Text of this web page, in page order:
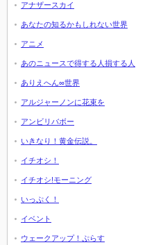
アナザースカイ
あなたの知るかもしれない世界
アニメ
あのニュースで得する人損する人
ありえへん∞世界
アルジャーノンに花束を
アンビリバボー
いきなり！黄金伝説。
イチオシ！
イチオシ!モーニング
いっぷく！
イベント
ウェークアップ！ぷらす